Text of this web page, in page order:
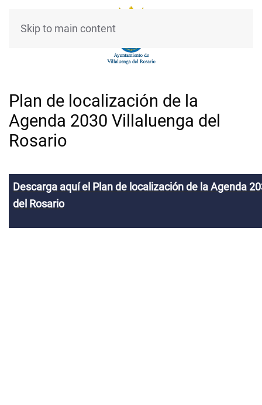
Skip to main content
Plan de localización de la
Agenda 2030 Villaluenga del
Rosario
Descarga aquí el Plan de localización de la Agenda
del Rosario